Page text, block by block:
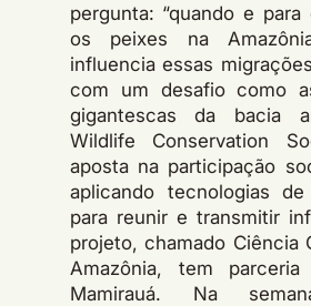
pergunta: “quando e para
os peixes na
influencia essas
com um desafio como
gigantescas da bacia
Wildlife Conservation
aposta na participação
aplicando tecnologias
para reunir e transmitir
projeto, chamado Ciência
Amazônia, tem
Mamirauá. Na